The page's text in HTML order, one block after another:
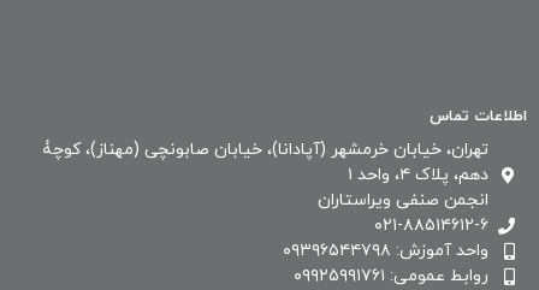
اطلاعات تماس
تهران، خیابان خرمشهر (آپادانا)، خیابان صابونچی (مهناز)، کوچۀ
دهم، پلاک ۴، واحد ۱
انجمن صنفی ویراستاران
۰۲۱-۸۸۵۱۴۶۱۲-۶
واحد آموزش: ۰۹۳۹۶۵۴۴۷۹۸
روابط عمومی: ۰۹۹۲۵۹۹۱۷۶۱